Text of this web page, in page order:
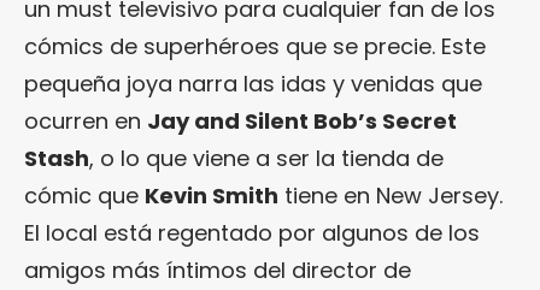
un must televisivo para cualquier fan de los
cómics de superhéroes que se precie. Este
pequeña joya narra las idas y venidas que
ocurren en Jay and Silent Bob’s Secret
Stash, o lo que viene a ser la tienda de
cómic que Kevin Smith tiene en New Jersey.
El local está regentado por algunos de los
amigos más íntimos del director de